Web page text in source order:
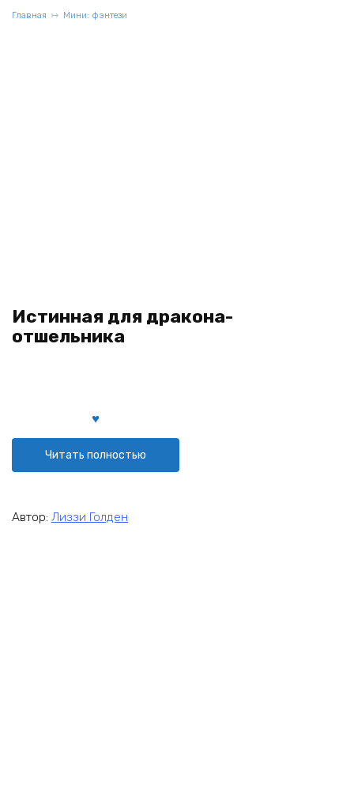
Главная Мини: фэнтези
Истинная для дракона-
отшельника
Читать полностью
Автор: Лиззи Голден